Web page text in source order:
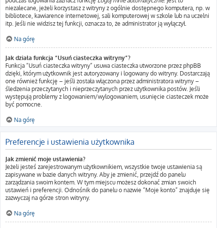
niezalecane, jeżeli korzystasz z witryny z ogólnie dostępnego komputera, np. w
bibliotece, kawiarence internetowej, sali komputerowej w szkole lub na uczelni
itp. Jeśli nie widzisz tej funkcji, oznacza to, że administrator ją wyłączył.
Na górę
Jak działa funkcja “Usuń ciasteczka witryny”?
Funkcja “Usuń ciasteczka witryny” usuwa ciasteczka utworzone przez phpBB
dzięki, którym użytkownik jest autoryzowany i logowany do witryny. Dostarczają
one również funkcję – jeśli została włączona przez administratora witryny –
śledzenia przeczytanych i nieprzeczytanych przez użytkownika postów. Jeśli
występują problemy z logowaniem/wylogowaniem, usunięcie ciasteczek może
być pomocne.
Na górę
Preferencje i ustawienia użytkownika
Jak zmienić moje ustawienia?
Jeżeli jesteś zarejestrowanym użytkownikiem, wszystkie twoje ustawienia są
zapisywane w bazie danych witryny. Aby je zmienić, przejdź do panelu
zarządzania swoim kontem. W tym miejscu możesz dokonać zmian swoich
ustawień i preferencji. Odnośnik do panelu o nazwie “Moje konto” znajduje się
zazwyczaj na górze stron witryny.
Na górę